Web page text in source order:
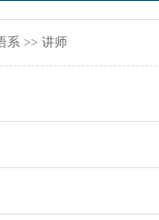
系 >> 讲师